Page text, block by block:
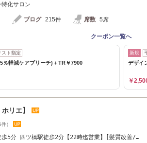
化サロン
ブログ 215件 席数 5席
クーポン一覧へ
スト指定
％軽減ケアブリーチ)＋TR￥7900
新規
デザイ
￥
リエ】
）
歩5分 四ツ橋駅徒歩2分【22時迄営業】[髪質改善/